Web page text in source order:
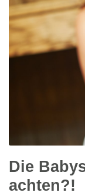
Die
achten?!